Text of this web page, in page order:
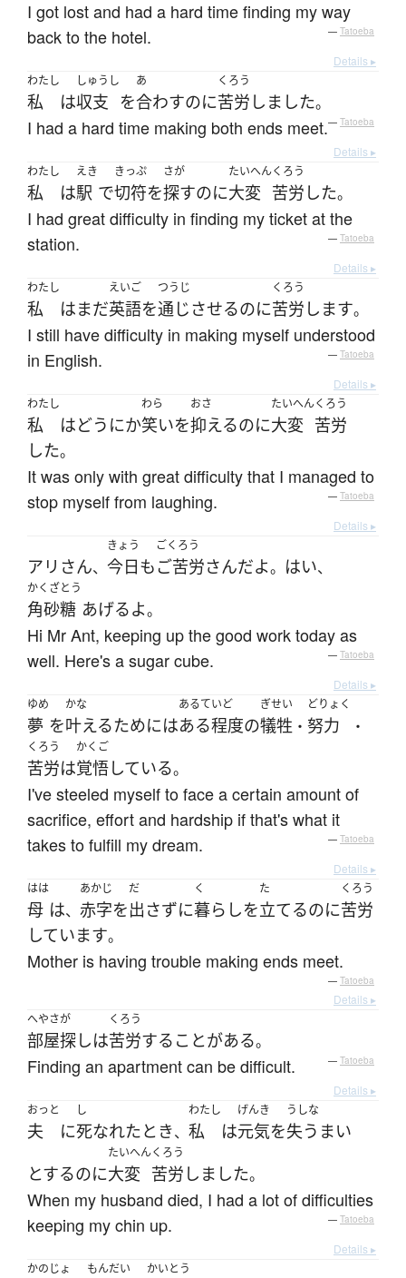
I got lost and had a hard time finding my way
back to the hotel.
— Tatoeba
Details ▸
わたし
私 は
しゅうし
収支 を
あ
合わすのに
くろう
苦労 しました。
I had a hard time making both ends meet.— Tatoeba
Details ▸
わたし
私 は
えき
駅 で
きっぷ
切符を
さが
探すのに
たいへん
大変
くろう
苦労 した。
I had great difficulty in finding my ticket at the
station.
— Tatoeba
Details ▸
わたし
私 はまだ
えいご
英語を
つうじ
通じさせるのに
くろう
苦労 します。
I still have difficulty in making myself understood
in English.
— Tatoeba
Details ▸
わたし
私 はどうにか
わら
笑いを
おさ
抑えるのに
たいへん
大変
くろう
苦労
した。
It was only with great difficulty that I managed to
stop myself from laughing.
— Tatoeba
Details ▸
アリ さん、
きょう
今日も
ごくろう
ご苦労さんだよ。 はい、
かくざとう
角砂糖 あげるよ。
Hi Mr Ant, keeping up the good work today as
well. Here's a sugar cube.
— Tatoeba
Details ▸
ゆめ
夢 を
かな
叶えるためには
あるていど
ある程度の
ぎせい
犠牲 ・
どりょく
努力 ・
くろう
苦労は
かくご
覚悟している。
I've steeled myself to face a certain amount of
sacrifice, effort and hardship if that's what it
takes to fulfill my dream.
— Tatoeba
Details ▸
はは
母 は、
あかじ
赤字を
だ
出さずに
く
暮らしを
た
立てるのに
くろう
苦労
しています。
Mother is having trouble making ends meet.
— Tatoeba
Details ▸
へやさが
部屋探しは
くろう
苦労する ことがある。
Finding an apartment can be difficult. — Tatoeba
Details ▸
おっと
夫 に
し
死なれたとき、
わたし
私 は
げんき
元気を
うしな
失う まい
とするのに
たいへん
大変
くろう
苦労 しました。
When my husband died, I had a lot of difficulties
keeping my chin up.
— Tatoeba
Details ▸
かのじょ
もんだい かいとう